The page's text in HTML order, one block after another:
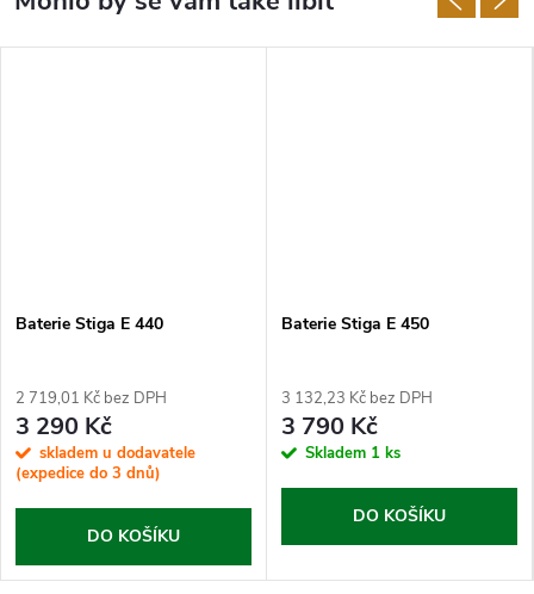
Baterie Stiga E 440
2 719,01 Kč bez DPH
3 290 Kč
skladem u dodavatele
(expedice do 3 dnů)
DO KOŠÍKU
Baterie Stiga E 450
3 132,23 Kč bez DPH
3 790 Kč
Skladem 1 ks
DO KOŠÍKU